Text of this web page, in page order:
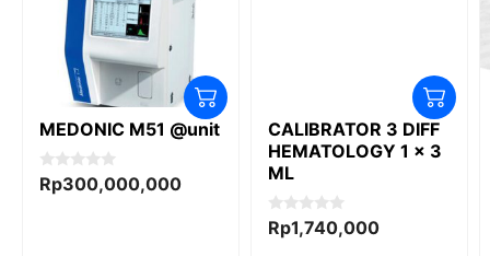
MEDONIC M51 @unit
0
o
Rp300,000,000
CALIBRATOR 3 DIFF
HEMATOLOGY 1 x 3
ML
0
o
Rp1,740,000